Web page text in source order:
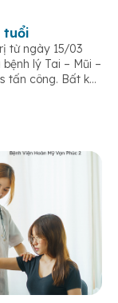
tuổi
từ ngày 15/03
lý Tai – Mũi –
tấn công. Bất kể